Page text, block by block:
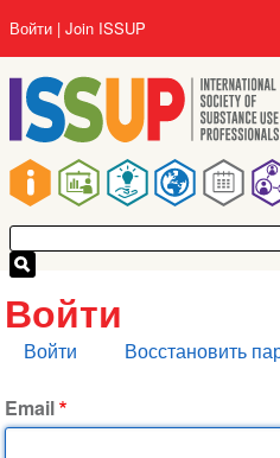
основному
содержанию
Main
navigation
User
account
menu
Войти Join ISSUP
Войти
Главные
Войти Восстановить
Email